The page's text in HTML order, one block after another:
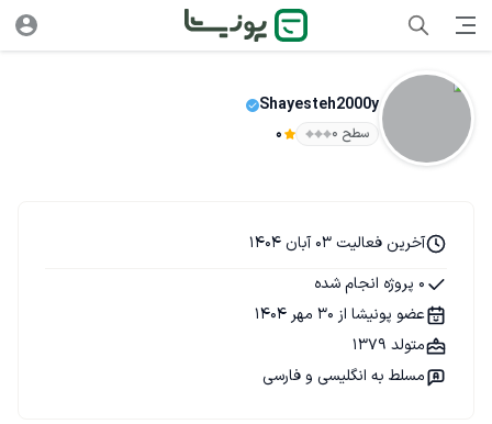
Shayesteh2000y
سطح ۰ 0
آخرین فعالیت 03 آبان 1404
0 پروژه انجام شده
عضو پونیشا از 30 مهر 1404
متولد 1379
مسلط به انگلیسی و فارسی